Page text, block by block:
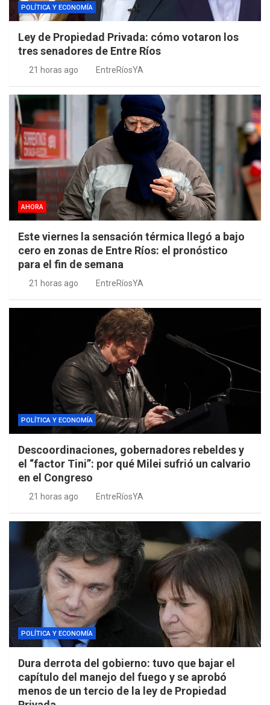
POLÍTICA Y ECONOMÍA
Ley de Propiedad Privada: cómo votaron los
tres senadores de Entre Ríos
21 horas ago EntreRíosYA
AHORA
Este viernes la sensación térmica llegó a bajo
cero en zonas de Entre Ríos: el pronóstico
para el fin de semana
21 horas ago EntreRíosYA
POLÍTICA Y ECONOMÍA
Descoordinaciones, gobernadores rebeldes y
el “factor Tini”: por qué Milei sufrió un calvario
en el Congreso
21 horas ago EntreRíosYA
POLÍTICA Y ECONOMÍA
Dura derrota del gobierno: tuvo que bajar el
capítulo del manejo del fuego y se aprobó
menos de un tercio de la ley de Propiedad